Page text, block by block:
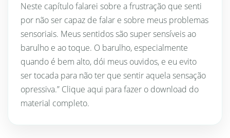
Neste capítulo falarei sobre a frustração que senti
por não ser capaz de falar e sobre meus problemas
sensoriais. Meus sentidos são super sensíveis ao
barulho e ao toque. O barulho, especialmente
quando é bem alto, dói meus ouvidos, e eu evito
ser tocada para não ter que sentir aquela sensação
opressiva.” Clique aqui para fazer o download do
material completo.